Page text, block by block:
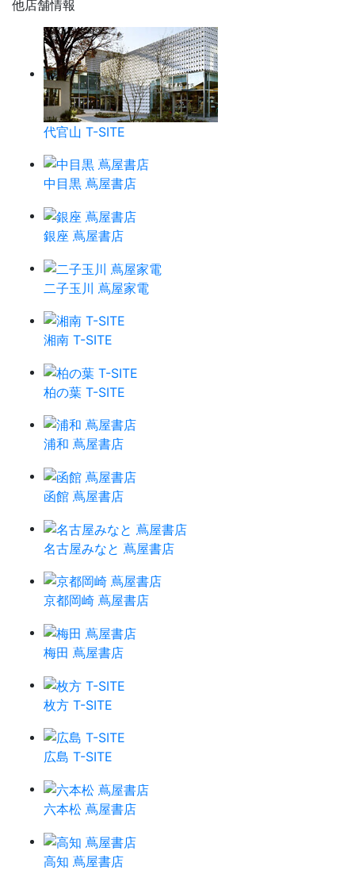
他店舗情報
代官山 T-SITE
中目黒 蔦屋書店
銀座 蔦屋書店
二子玉川 蔦屋家電
湘南 T-SITE
柏の葉 T-SITE
浦和 蔦屋書店
函館 蔦屋書店
名古屋みなと 蔦屋書店
京都岡崎 蔦屋書店
梅田 蔦屋書店
枚方 T-SITE
広島 T-SITE
六本松 蔦屋書店
高知 蔦屋書店